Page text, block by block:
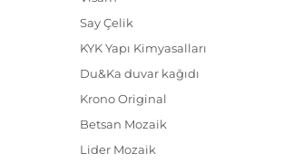
Say Çelik
KYK Yapı Kimyasalları
Du&Ka duvar kağıdı
Krono Original
Betsan Mozaik
Lider Mozaik